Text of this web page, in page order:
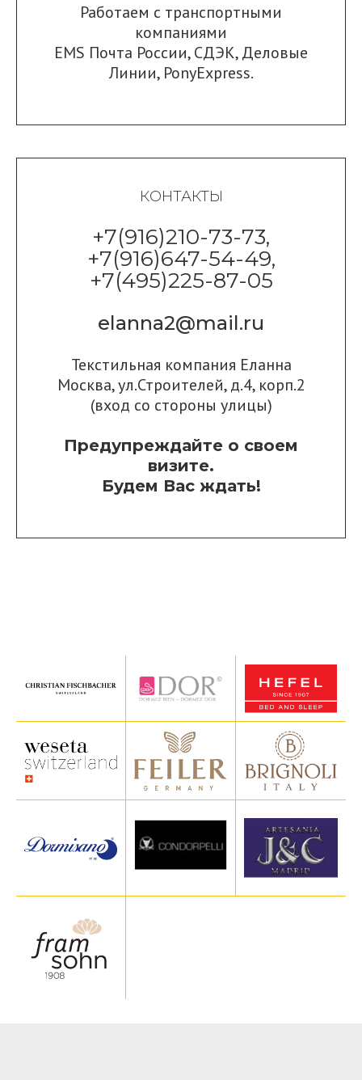
Работаем с транспортными
компаниями
EMS Почта России,СДЭК,Деловые
Линии, PonyExpress.
КОНТАКТЫ
+7(916)210-73-73,
+7(916)647-54-49,
+7(495)225-87-05
elanna2@mail.ru
Текстильная компания Еланна
Москва, ул.Строителей, д.4, корп.2
(вход со стороны улицы)
Предупреждайте о своем
визите.
Будем Вас ждать!